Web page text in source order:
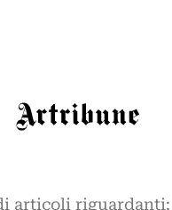
Artribune
articoli